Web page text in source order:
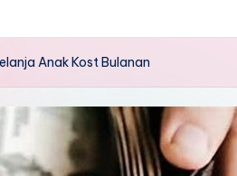
Anak Kost Bulanan